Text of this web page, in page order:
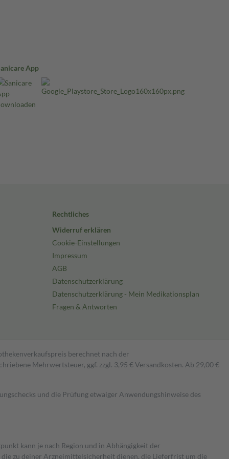
App
Rechtliches
Widerruf erklären
Cookie-Einstellungen
Impressum
AGB
Datenschutzerklärung
Datenschutzerklärung - Mein Medikationsplan
Fragen & Antworten
berechnet nach der
Mehrwertsteuer, ggf. zzgl. 3,95 € Versandkosten. Ab 29,00 €
und die Prüfung etwaiger Anwendungshinweise des
kann je nach Region und in Abhängigkeit der
zu deiner Arzneimittelsicherheit dienen, die Lieferfrist um die